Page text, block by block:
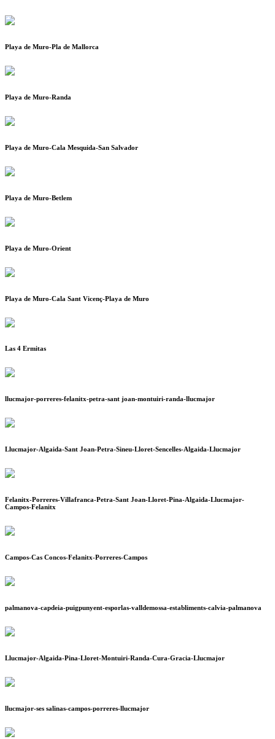
Playa de Muro-Pla de Mallorca
Playa de Muro-Randa
Playa de Muro-Cala Mesquida-San Salvador
Playa de Muro-Betlem
Playa de Muro-Orient
Playa de Muro-Cala Sant Vicenç-Playa de Muro
Las 4 Ermitas
llucmajor-porreres-felanitx-petra-sant joan-montuiri-randa-llucmajor
Llucmajor-Algaida-Sant Joan-Petra-Sineu-Lloret-Sencelles-Algaida-Llucmajor
Felanitx-Porreres-Villafranca-Petra-Sant Joan-Lloret-Pina-Algaida-Llucmajor-
Campos-Felanitx
Campos-Cas Concos-Felanitx-Porreres-Campos
palmanova-capdeia-puigpunyent-esporlas-valldemossa-establiments-calvia-palmanova
Llucmajor-Algaida-Pina-Lloret-Montuiri-Randa-Cura-Gracia-Llucmajor
llucmajor-ses salinas-campos-porreres-llucmajor